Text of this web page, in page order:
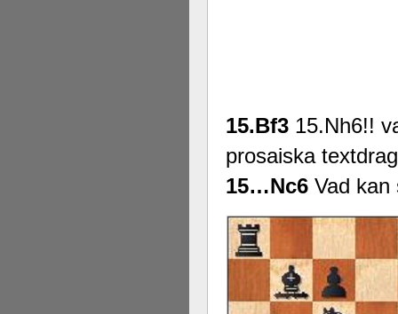
15.Bf3 15.Nh6!!
prosaiska
15…Nc6 Vad kan